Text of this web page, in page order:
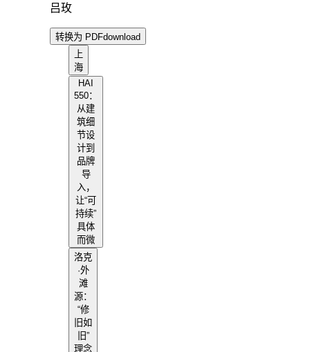
吕玫
转换为 PDFdownload
上
海
HAI
550：
从建
筑细
节设
计到
品牌
导
入，
让“可
持续”
具体
而微
洛克
·外
滩
源：
“修
旧如
旧”
理念